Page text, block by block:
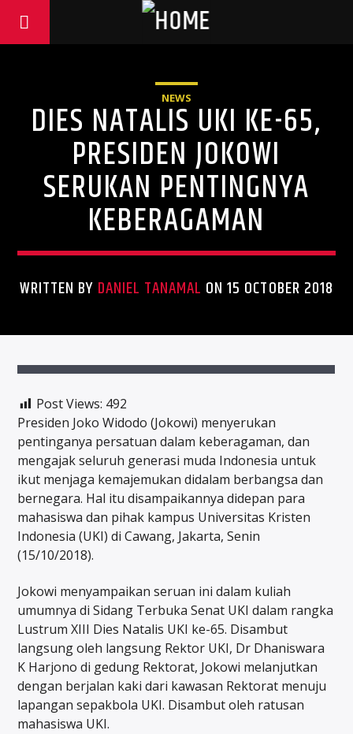
NEWS
DIES NATALIS UKI KE-65,
PRESIDEN JOKOWI
SERUKAN PENTINGNYA
KEBERAGAMAN
WRITTEN BY DANIEL TANAMAL ON 15 OCTOBER 2018
Post Views: 492
Presiden Joko Widodo (Jokowi) menyerukan
pentinganya persatuan dalam keberagaman, dan
mengajak seluruh generasi muda Indonesia untuk
ikut menjaga kemajemukan didalam berbangsa dan
bernegara. Hal itu disampaikannya didepan para
mahasiswa dan pihak kampus Universitas Kristen
Indonesia (UKI) di Cawang, Jakarta, Senin
(15/10/2018).
Jokowi menyampaikan seruan ini dalam kuliah
umumnya di Sidang Terbuka Senat UKI dalam rangka
Lustrum XIII Dies Natalis UKI ke-65. Disambut
langsung oleh langsung Rektor UKI, Dr Dhaniswara
K Harjono di gedung Rektorat, Jokowi melanjutkan
dengan berjalan kaki dari kawasan Rektorat menuju
lapangan sepakbola UKI. Disambut oleh ratusan
mahasiswa UKI.